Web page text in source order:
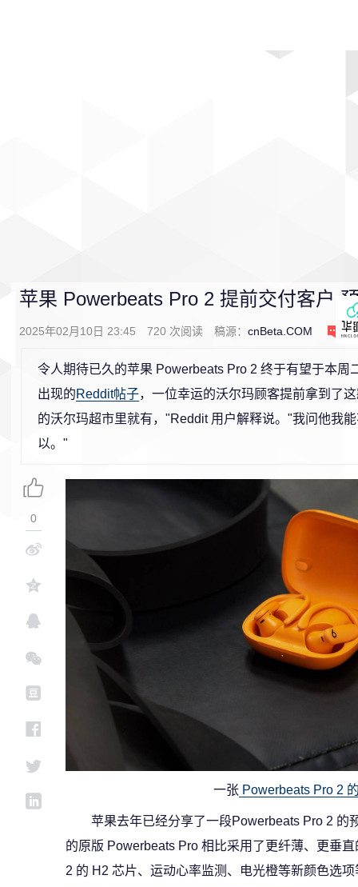
苹果 Powerbeats Pro 2 提前交付客户
2025年02月10日 23:45 720 次阅读 稿源： cnBeta.COM 0
令人期待已久的苹果 Powerbeats Pro 2 终于有望于本周
出现的Reddit帖子，一位幸运的沃尔玛顾客提前拿到了
的沃尔玛超市里就有，"Reddit 用户解释说。"我问他我
以。"
一张Powerbeats Pro 2
苹果去年已经分享了一段Powerbeats Pro 2 的
的原版 Powerbeats Pro 相比采用了更纤薄、更垂
2 的 H2 芯片、运动心率监测、电光橙等新颜色选项
0